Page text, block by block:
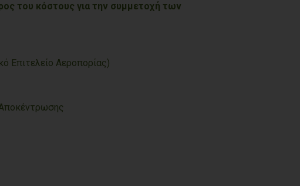
του κόστους για την συμμετοχή των
Επιτελείο Αεροπορίας)